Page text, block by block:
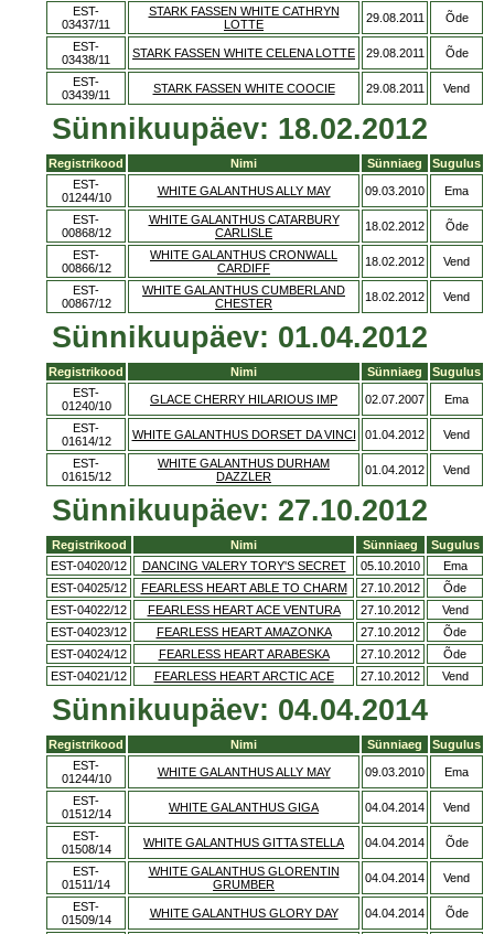
EST-
03437/11
STARK FASSEN WHITE CATHRYN
LOTTE
29.08.2011 Õde
EST-
03438/11
STARK FASSEN WHITE CELENA LOTTE 29.08.2011 Õde
EST-
03439/11
STARK FASSEN WHITE COOCIE 29.08.2011 Vend
Sünnikuupäev: 18.02.2012
Registrikood Nimi Sünniaeg
Sugulus
EST-
01244/10
WHITE GALANTHUS ALLY MAY 09.03.2010 Ema
EST-
00868/12
WHITE GALANTHUS CATARBURY
CARLISLE
18.02.2012 Õde
EST-
00866/12
WHITE GALANTHUS CRONWALL
CARDIFF
18.02.2012 Vend
EST-
00867/12
WHITE GALANTHUS CUMBERLAND
CHESTER
18.02.2012 Vend
Sünnikuupäev: 01.04.2012
Registrikood Nimi Sünniaeg
Sugulus
EST-
01240/10
GLACE CHERRY HILARIOUS IMP 02.07.2007 Ema
EST-
01614/12
WHITE GALANTHUS DORSET DA VINCI 01.04.2012 Vend
EST-
01615/12
WHITE GALANTHUS DURHAM
DAZZLER
01.04.2012 Vend
Sünnikuupäev: 27.10.2012
Registrikood Nimi Sünniaeg
Sugulus
EST-04020/12
DANCING VALERY TORY'S SECRET 05.10.2010
Ema
EST-04025/12
FEARLESS HEART ABLE TO CHARM 27.10.2012
Õde
EST-04022/12
FEARLESS HEART ACE VENTURA 27.10.2012
Vend
EST-04023/12
FEARLESS HEART AMAZONKA 27.10.2012
Õde
EST-04024/12
FEARLESS HEART ARABESKA 27.10.2012
Õde
EST-04021/12
FEARLESS HEART ARCTIC ACE 27.10.2012 Vend
Sünnikuupäev: 04.04.2014
Registrikood Nimi Sünniaeg
Sugulus
EST-
01244/10
WHITE GALANTHUS ALLY MAY 09.03.2010 Ema
EST-
01512/14
WHITE GALANTHUS GIGA 04.04.2014 Vend
EST-
01508/14
WHITE GALANTHUS GITTA STELLA 04.04.2014 Õde
EST-
01511/14
WHITE GALANTHUS GLORENTIN
GRUMBER
04.04.2014 Vend
EST-
01509/14
WHITE GALANTHUS GLORY DAY 04.04.2014 Õde